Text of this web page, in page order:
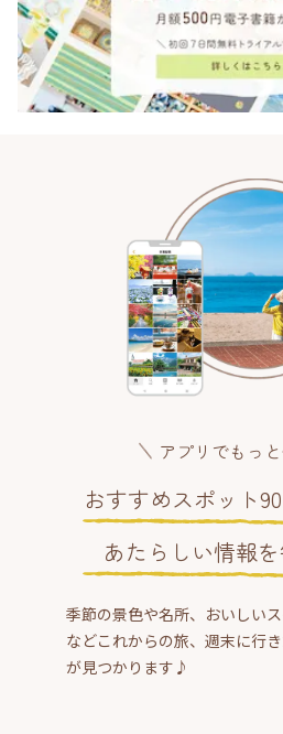
アプリでもっ
おすすめスポット
あたらしい情報
季節の景色や名所、おいしい
などこれからの旅、週末に行
が見つかります♪